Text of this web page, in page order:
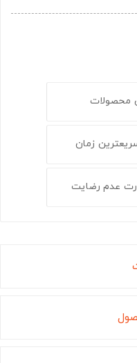
محصولات
زمان
عدم رضایت